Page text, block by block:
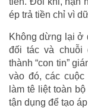
ép trả tiền chỉ vì
Không dừng lại ở
đối tác và chuỗi
thành “con tin”
vào đó, các
làm tê liệt toàn
tận dụng để tạo